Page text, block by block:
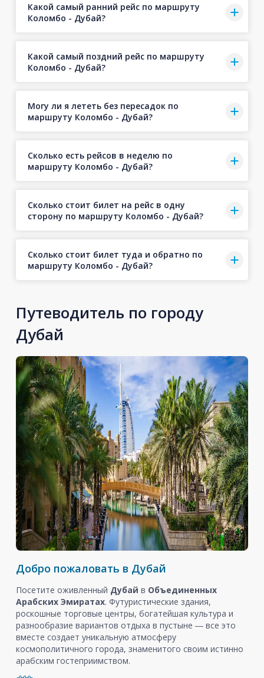
Какой самый ранний рейс по маршруту
Коломбо - Дубай?
Какой самый поздний рейс по маршруту
Коломбо - Дубай?
Могу ли я лететь без пересадок по
маршруту Коломбо - Дубай?
Сколько есть рейсов в неделю по
маршруту Коломбо - Дубай?
Сколько стоит билет на рейс в одну
сторону по маршруту Коломбо - Дубай?
Сколько стоит билет туда и обратно по
маршруту Коломбо - Дубай?
Путеводитель по городу
Дубай
Добро пожаловать в Дубай
Посетите оживленный Дубай в Объединенных
Арабских Эмиратах. Футуристические здания,
роскошные торговые центры, богатейшая культура и
разнообразие вариантов отдыха в пустыне ― все это
вместе создает уникальную атмосферу
космополитичного города, знаменитого своим истинно
арабским гостеприимством.